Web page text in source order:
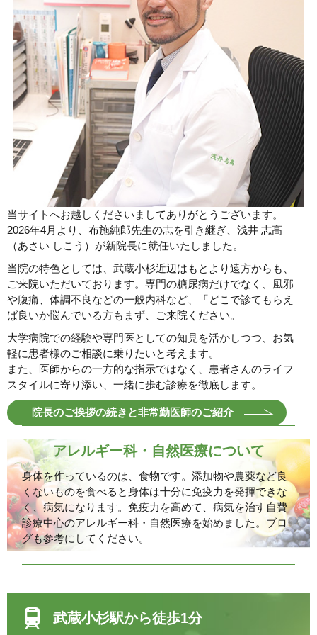
当サイトへお越しくださいましてありがとうございます。
2026年4月より、布施純郎先生の志を引き継ぎ、浅井 志高
（あさい しこう）が新院長に就任いたしました。
当院の特色としては、武蔵小杉近辺はもとより遠方からも、
ご来院いただいております。専門の糖尿病だけでなく、風邪
や腹痛、体調不良などの一般内科など、「どこで診てもらえ
ば良いか悩んでいる方もまず、ご来院ください。
大学病院での経験や専門医としての知見を活かしつつ、お気
軽に患者様のご相談に乗りたいと考えます。
また、医師からの一方的な指示ではなく、患者さんのライフ
スタイルに寄り添い、一緒に歩む診療を徹底します。
院長のご挨拶の続きと非常勤医師のご紹介
アレルギー科・自然医療について
身体を作っているのは、食物です。添加物や農薬など良
くないものを食べると身体は十分に免疫力を発揮できな
く、病気になります。免疫力を高めて、病気を治す自費
診療中心のアレルギー科・自然医療を始めました。ブロ
グも参考にしてください。
武蔵小杉駅から徒歩1分